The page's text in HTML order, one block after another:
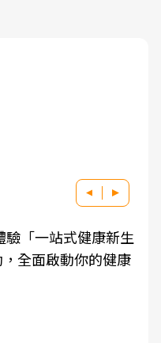
「一站式健康新生
全面啟動你的健康